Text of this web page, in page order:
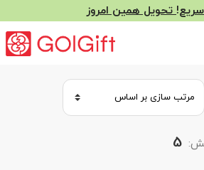
تحویل همین امروز
5